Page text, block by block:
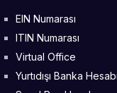
EIN Numarası
ITIN Numarası
Virtual Office
Yurtıdışı Banka Hesabı